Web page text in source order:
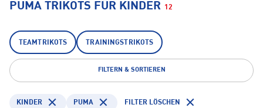
PUMA TRIKOTS FÜR KINDER 12
TEAMTRIKOTS TRAININGSTRIKOTS
FILTERN & SORTIEREN
KINDER PUMA FILTER LÖSCHEN